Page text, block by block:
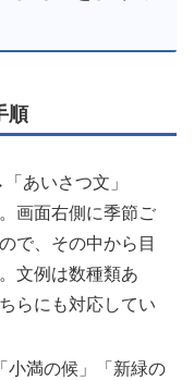
順
あいさつ文」
画面右側に季節ご
で、その中から目
文例は数種類あ
らにも対応してい
小満の候」「新緑の